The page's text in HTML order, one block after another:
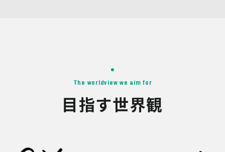
The worldview we aim for
目指す世界観